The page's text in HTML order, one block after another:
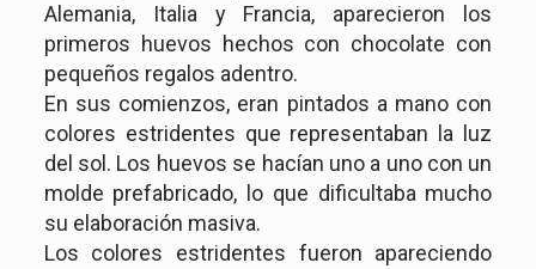
Alemania, Italia y Francia, aparecieron los
primeros huevos hechos con chocolate con
pequeños regalos adentro.
En sus comienzos, eran pintados a mano con
colores estridentes que representaban la luz
del sol. Los huevos se hacían uno a uno con un
molde prefabricado, lo que dificultaba mucho
su elaboración masiva.
Los colores estridentes fueron apareciendo